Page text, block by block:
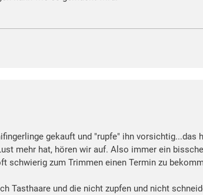
gekauft und "rupfe" ihn
mehr hat, hören wir auf. Also immer ein
schwierig zum Trimmen einen Termin zu
Tasthaare und die nicht zupfen und nicht